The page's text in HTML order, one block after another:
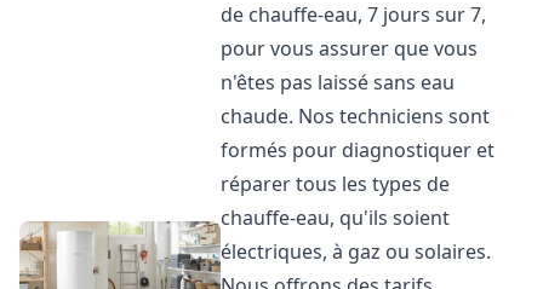
de chauffe-eau, 7 jours sur 7,
pour vous assurer que vous
n'êtes pas laissé sans eau
chaude. Nos techniciens sont
formés pour diagnostiquer et
réparer tous les types de
chauffe-eau, qu'ils soient
électriques, à gaz ou solaires.